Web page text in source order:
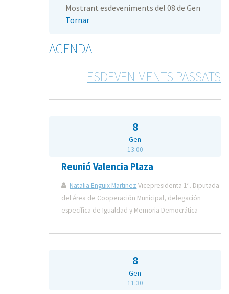
Mostrant esdeveniments del 08 de Gen
Tornar
AGENDA
ESDEVENIMENTS PASSATS
8
Gen
13:00
Reunió Valencia Plaza
Natalia Enguix Martinez Vicepresidenta 1ª. Diputada
del Área de Cooperación Municipal, delegación
específica de Igualdad y Memoria Democrática
8
Gen
11:30